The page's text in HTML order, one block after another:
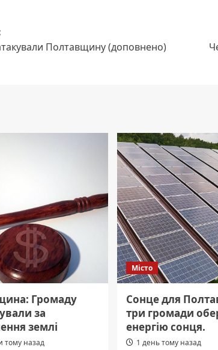
Полтавщину (доповнено)
Громаду
за
землі
тому назад
Місто
Сонце для
три громади
енергію сонця.
1 день тому назад